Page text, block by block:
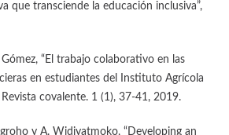
que transciende la educación inclusiva”,
“El trabajo colaborativo en las
en estudiantes del Instituto Agrícola
covalente. 1 (1), 37-41, 2019.
y A. Widiyatmoko, “Developing an